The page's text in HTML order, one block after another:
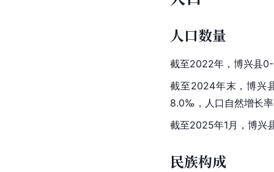
人口数量
截至2022年，博兴县
截至2024年末，博兴
8.0‰，人口自然增长
截至2025年1月，博兴
民族构成